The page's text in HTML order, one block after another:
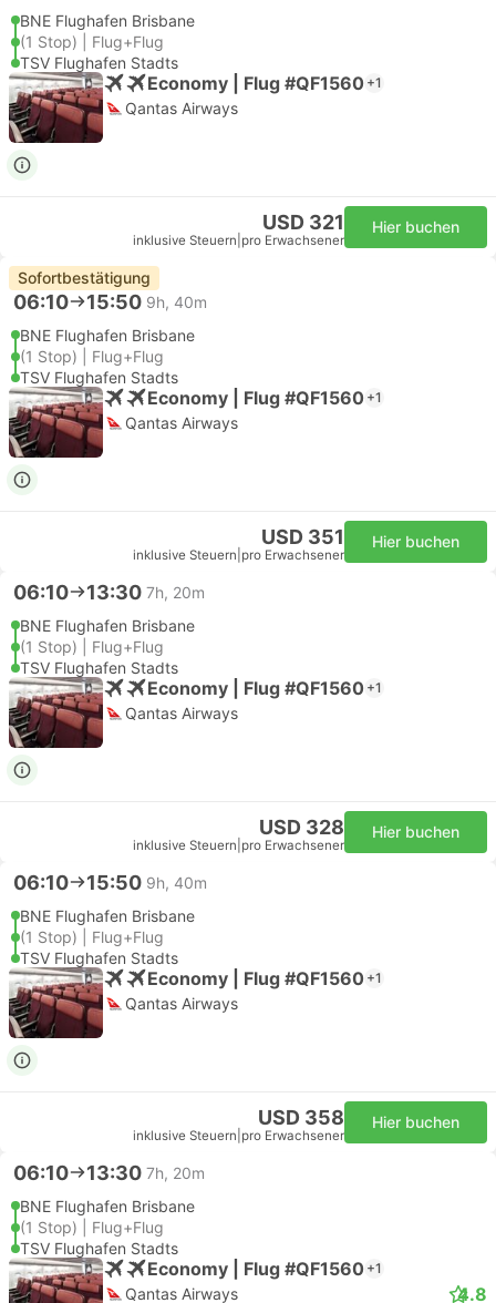
BNE Flughafen Brisbane
(1 Stop) | Flug+Flug
TSV Flughafen Stadts
Economy | Flug #QF1560 +1
Qantas Airways
USD 321
inklusive Steuern pro Erwachsener
Hier buchen
Sofortbestätigung
06:10 15:50 9h, 40m
BNE Flughafen Brisbane
(1 Stop) | Flug+Flug
TSV Flughafen Stadts
Economy | Flug #QF1560 +1
Qantas Airways
USD 351
inklusive Steuern pro Erwachsener
Hier buchen
06:10 13:30 7h, 20m
BNE Flughafen Brisbane
(1 Stop) | Flug+Flug
TSV Flughafen Stadts
Economy | Flug #QF1560 +1
Qantas Airways
USD 328
inklusive Steuern pro Erwachsener
Hier buchen
06:10 15:50 9h, 40m
BNE Flughafen Brisbane
(1 Stop) | Flug+Flug
TSV Flughafen Stadts
Economy | Flug #QF1560 +1
Qantas Airways
USD 358
inklusive Steuern pro Erwachsener
Hier buchen
06:10 13:30 7h, 20m
BNE Flughafen Brisbane
(1 Stop) | Flug+Flug
TSV Flughafen Stadts
Economy | Flug #QF1560 +1
Qantas Airways 4.8